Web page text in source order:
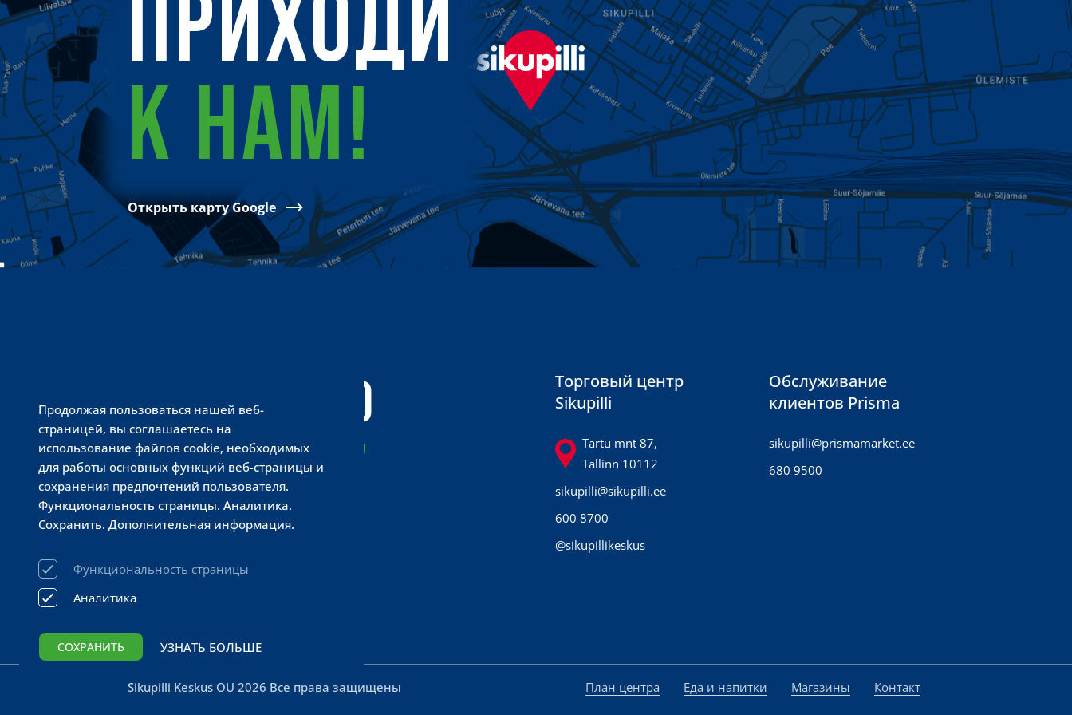
ПРИХОДИ
К НАМ!
Открыть карту Google
ЦЕНТР 10 — 20
PRISMA 24 / 7
Торговый центр
Sikupilli
Tartu mnt 87,
Tallinn 10112
sikupilli@sikupilli.ee
600 8700
@sikupillikeskus
Обслуживание
клиентов Prisma
sikupilli@prismamarket.ee
680 9500
Sikupilli Keskus OÜ 2026 Все права защищены План центра Еда и напитки Магазины Контакт
Продолжая пользоваться нашей веб-
страницей, вы соглашаетесь на
использование файлов cookie, необходимых
для работы основных функций веб-страницы и
сохранения предпочтений пользователя.
Функциональность страницы. Аналитика.
Сохранить. Дополнительная информация.
Функциональность страницы
Аналитика
СОХРАНИТЬ УЗНАТЬ БОЛЬШЕ